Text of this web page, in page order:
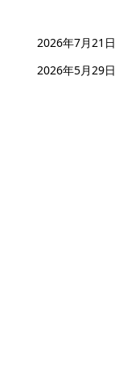
2026年7月21日
2026年5月29日